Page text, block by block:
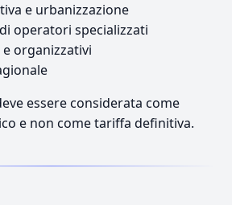
e urbanizzazione
operatori specializzati
organizzativi
essere considerata come
e non come tariffa definitiva.